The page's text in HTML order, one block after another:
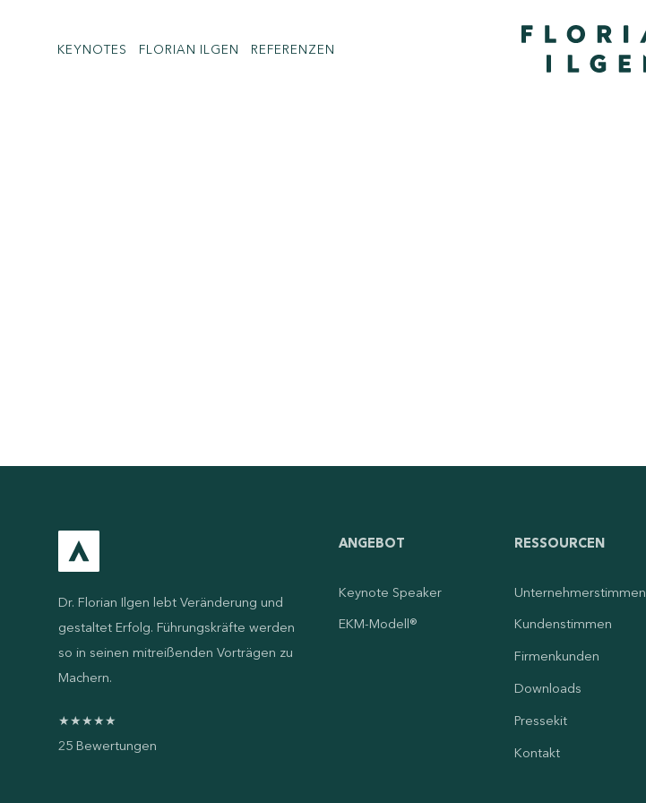
KEYNOTES FLORIAN ILGEN REFERENZEN
Dr. Florian Ilgen lebt Veränderung und
gestaltet Erfolg. Führungskräfte werden
so in seinen mitreißenden Vorträgen zu
Machern.
★★★★★
25Bewertungen
ANGEBOT
Keynote Speaker
EKM-Modell®
RESSOURCEN
Unternehmerstimmen
Kundenstimmen
Firmenkunden
Downloads
Pressekit
Kontakt